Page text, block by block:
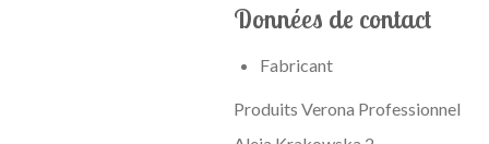
Aleja Krakowska 2